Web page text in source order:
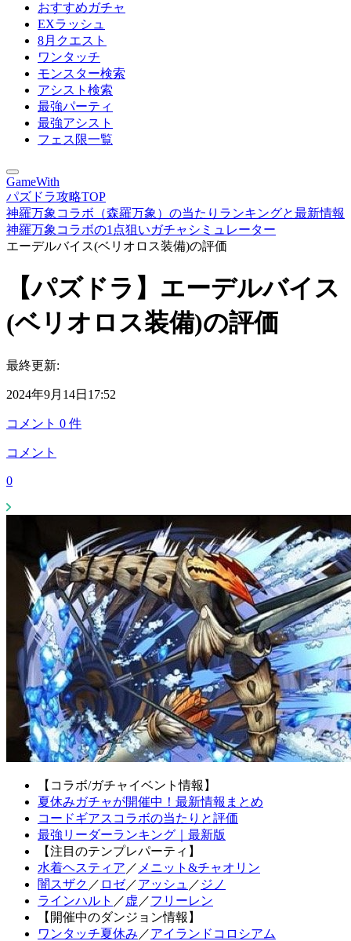
おすすめガチャ
EXラッシュ
8月クエスト
ワンタッチ
モンスター検索
アシスト検索
最強パーティ
最強アシスト
フェス限一覧
GameWith
パズドラ攻略TOP
神羅万象コラボ（森羅万象）の当たりランキングと最新情報
神羅万象コラボの1点狙いガチャシミュレーター
エーデルバイス(ベリオロス装備)の評価
【パズドラ】エーデルバイス
(ベリオロス装備)の評価
最終更新:
2024年9月14日17:52
コメント 0 件
コメント
0
【コラボ/ガチャイベント情報】
夏休みガチャが開催中！最新情報まとめ
コードギアスコラボの当たりと評価
最強リーダーランキング｜最新版
【注目のテンプレパーティ】
水着ヘスティア ／ メニット&チャオリン
闇スザク ／ ロゼ／アッシュ ／ ジノ
ラインハルト ／ 虚 ／フリーレン
【開催中のダンジョン情報】
ワンタッチ夏休み ／アイランドコロシアム